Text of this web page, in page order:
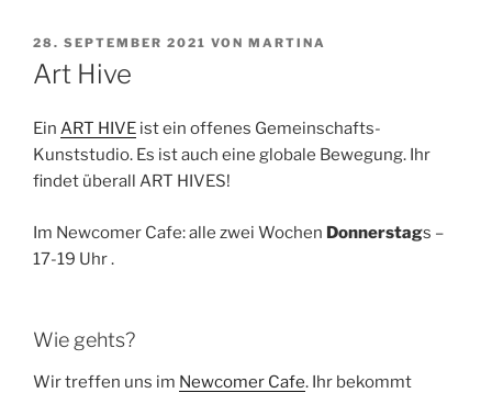
VERÖFFENTLICHT
AM
28. SEPTEMBER 2021 VON MARTINA
Art Hive
Ein ART HIVE ist ein offenes Gemeinschafts-
Kunststudio. Es ist auch eine globale Bewegung. Ihr
findet überall ART HIVES!
Im Newcomer Cafe: alle zwei Wochen Donnerstags –
17-19 Uhr .
Wie gehts?
Wir treffen uns im Newcomer Cafe. Ihr bekommt